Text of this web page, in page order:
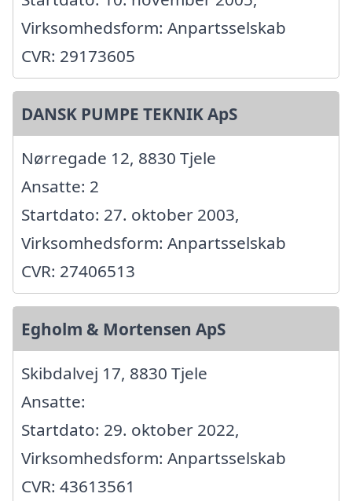
Virksomhedsform: Anpartsselskab
CVR: 29173605
DANSK PUMPE TEKNIK ApS
Nørregade 12, 8830 Tjele
Ansatte: 2
Startdato: 27. oktober 2003,
Virksomhedsform: Anpartsselskab
CVR: 27406513
Egholm & Mortensen ApS
Skibdalvej 17, 8830 Tjele
Ansatte:
Startdato: 29. oktober 2022,
Virksomhedsform: Anpartsselskab
CVR: 43613561